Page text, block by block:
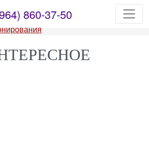
860-37-50